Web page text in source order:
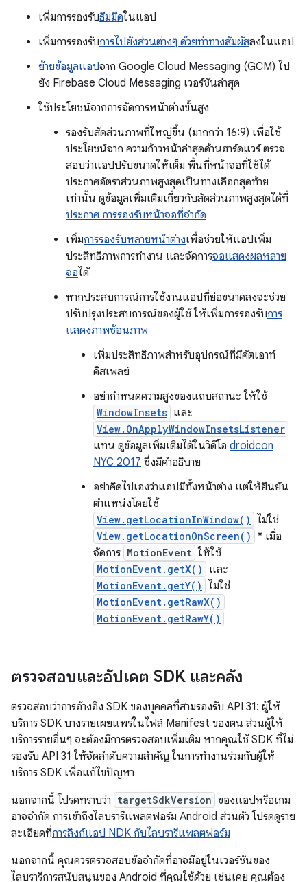
เพิ่มการรองรับธีมมืดในแอป
เพิ่มการรองรับการไปยังส่วนต่างๆ ด้วยท่าทางสัมผัสลงในแอป
ย้ายข้อมูลแอปจาก Google Cloud Messaging (GCM) ไป
ยัง Firebase Cloud Messaging เวอร์ชันล่าสุด
ใช้ประโยชน์จากการจัดการหน้าต่างขั้นสูง
รองรับสัดส่วนภาพที่ใหญ่ขึ้น (มากกว่า 16:9) เพื่อใช้
ประโยชน์จาก ความก้าวหน้าล่าสุดด้านฮาร์ดแวร์ ตรวจ
สอบว่าแอปปรับขนาดให้เต็ม พื้นที่หน้าจอที่ใช้ได้
ประกาศอัตราส่วนภาพสูงสุดเป็นทางเลือกสุดท้าย
เท่านั้น ดูข้อมูลเพิ่มเติมเกี่ยวกับสัดส่วนภาพสูงสุดได้ที่
ประกาศ การรองรับหน้าจอที่จำกัด
เพิ่มการรองรับหลายหน้าต่างเพื่อช่วยให้แอปเพิ่ม
ประสิทธิภาพการทำงาน และจัดการจอแสดงผลหลาย
จอได้
หากประสบการณ์การใช้งานแอปที่ย่อขนาดลงจะช่วย
ปรับปรุงประสบการณ์ของผู้ใช้ ให้เพิ่มการรองรับการ
แสดงภาพซ้อนภาพ
เพิ่มประสิทธิภาพสำหรับอุปกรณ์ที่มีคัตเอาท์
ดิสเพลย์
อย่ากำหนดความสูงของแถบสถานะ ให้ใช้
WindowInsets และ
View.OnApplyWindowInsetsListener
แทน ดูข้อมูลเพิ่มเติมได้ในวิดีโอ droidcon
NYC 2017 ซึ่งมีคำอธิบาย
อย่าคิดไปเองว่าแอปมีทั้งหน้าต่าง แต่ให้ยืนยัน
ตำแหน่งโดยใช้
View.getLocationInWindow() ไม่ใช่
View.getLocationOnScreen() * เมื่อ
จัดการ MotionEvent ให้ใช้
MotionEvent.getX() และ
MotionEvent.getY() ไม่ใช่
MotionEvent.getRawX()
MotionEvent.getRawY()
ตรวจสอบและอัปเดต SDK และคลัง
ตรวจสอบว่าการอ้างอิง SDK ของบุคคลที่สามรองรับ API 31: ผู้ให้
บริการ SDK บางรายเผยแพร่ในไฟล์ Manifest ของตน ส่วนผู้ให้
บริการรายอื่นๆ จะต้องมีการตรวจสอบเพิ่มเติม หากคุณใช้ SDK ที่ไม่
รองรับ API 31 ให้จัดลำดับความสำคัญ ในการทำงานร่วมกับผู้ให้
บริการ SDK เพื่อแก้ไขปัญหา
นอกจากนี้ โปรดทราบว่า targetSdkVersion ของแอปหรือเกม
อาจจำกัด การเข้าถึงไลบรารีแพลตฟอร์ม Android ส่วนตัว โปรดดูราย
ละเอียดที่การลิงก์แอป NDK กับไลบรารีแพลตฟอร์ม
นอกจากนี้ คุณควรตรวจสอบข้อจำกัดที่อาจมีอยู่ในเวอร์ชันของ
ไลบรารีการสนับสนุนของ Android ที่คุณใช้ด้วย เช่นเคย คุณต้อง